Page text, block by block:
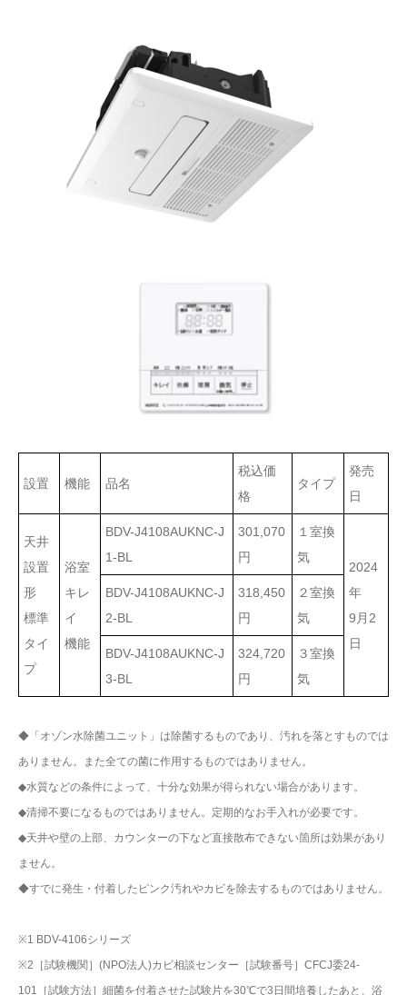
設置 機能 品名
税込価
格
タイプ
発売
日
天井
設置
形
標準
タイ
プ
浴室
キレ
イ
機能
BDV-J4108AUKNC-J
1-BL
301,070
円
１室換
気
2024
年
9月2
日
BDV-J4108AUKNC-J
2-BL
318,450
円
２室換
気
BDV-J4108AUKNC-J
3-BL
324,720
円
３室換
気
◆「オゾン水除菌ユニット」は除菌するものであり、汚れを落とすものでは
ありません。また全ての菌に作用するものではありません。
◆水質などの条件によって、十分な効果が得られない場合があります。
◆清掃不要になるものではありません。定期的なお手入れが必要です。
◆天井や壁の上部、カウンターの下など直接散布できない箇所は効果があり
ません。
◆すでに発生・付着したピンク汚れやカビを除去するものではありません。
※1 BDV-4106シリーズ
※2［試験機関］(NPO法人)カビ相談センター［試験番号］CFCJ委24-
101［試験方法］細菌を付着させた試験片を30℃で3日間培養したあと、浴